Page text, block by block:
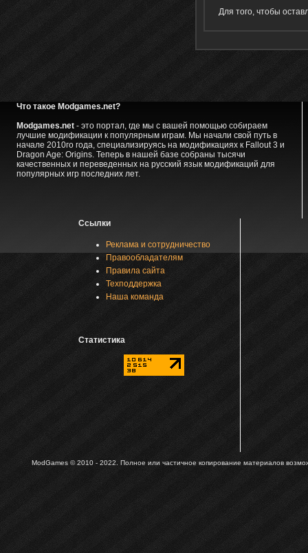
Для того, чтобы
Что такое Modgames.net?
Modgames.net- это портал, где мы с вашей помощью собираем
лучшие модификации к популярным играм. Мы начали свой путь в
начале 2010го года, специализируясь на модификациях к Fallout 3 и
Dragon Age: Origins. Теперь в нашей базе собраны тысячи
качественных и переведенных на русский язык модификаций для
популярных игр последних лет.
Ссылки
Реклама и сотрудничество
Правообладателям
Правила сайта
Техподдержка
Наша команда
Статистика
ModGames © 2010 - 2022. Полное или частичное копирование материалов